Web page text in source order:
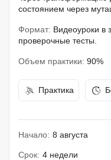
состоянием через
Формат: Видеоуроки в
проверочные тесты.
Объем практики: 90%
Практика
Начало: 8 августа
Срок: 4 недели